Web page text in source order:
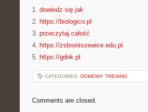
1. dowiedz się jak
2. https://biologico.pl
3. przeczytaj całość
4. https://zsbroniszewice.edu.pl
5. https://gdnk.pl
CATEGORIES: DOMOWY TRENING
Comments are closed.